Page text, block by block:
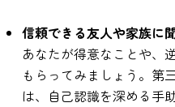
信頼できる友人や家族に
あなたが得意なことや、
もらってみましょう。第
は、自己認識を深める手